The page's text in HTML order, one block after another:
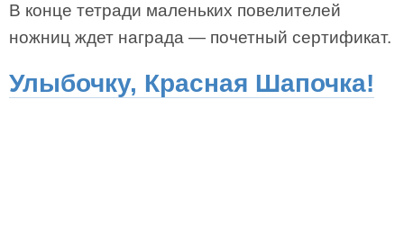
В конце тетради маленьких повелителей
ножниц ждет награда — почетный сертификат.
Улыбочку, Красная Шапочка!